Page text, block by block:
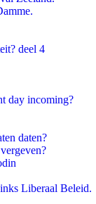
deel 4
day incoming?
daten?
Liberaal Beleid.